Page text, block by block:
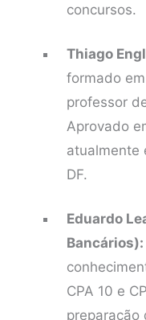
concursos.
Thiago
formado
professor
Aprovado
atualmente
DF.
Eduardo
Bancários):
CPA 10 e
preparação